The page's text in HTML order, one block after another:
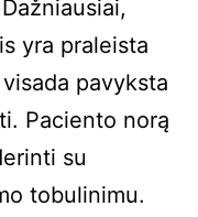
yra praleista
pavyksta
Paciento norą
su
tobulinimu.